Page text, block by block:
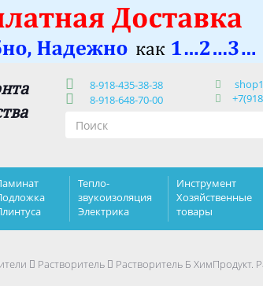
8-918-435-38-38
8-918-648-70-00
Тепло-
звукоизоляция
Электрика
Инструмент
Хозяйственные
товары
Растворитель Растворитель Б ХимПродукт.